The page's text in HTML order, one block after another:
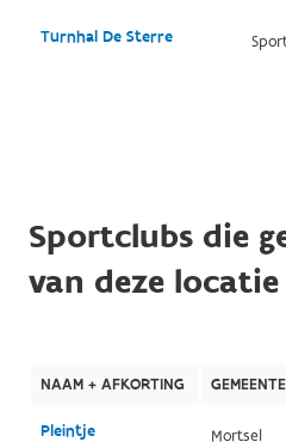
Turnhal De Sterre
Sportclubs die
van deze locatie
NAAM + AFKORTING GEMEENTE
Pleintje Mortsel